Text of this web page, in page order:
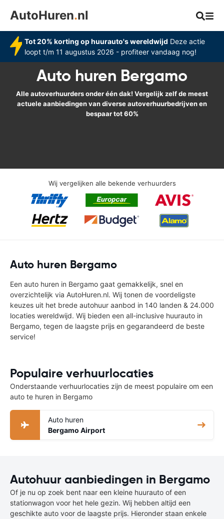
AutoHuren.nl
Tot 20% korting op huurauto's wereldwijd Deze actie
loopt t/m 11 augustus 2026 - profiteer vandaag nog!
Auto huren Bergamo
Alle autoverhuurders onder één dak! Vergelijk zelf de meest
actuele aanbiedingen van diverse autoverhuurbedrijven en
bespaar tot 60%
Wij vergelijken alle bekende verhuurders
Auto huren Bergamo
Een auto huren in Bergamo gaat gemakkelijk, snel en
overzichtelijk via AutoHuren.nl. Wij tonen de voordeligste
keuzes uit het brede autohuur aanbod in 140 landen & 24.000
locaties wereldwijd. Wij bieden een all-inclusive huurauto in
Bergamo, tegen de laagste prijs en gegarandeerd de beste
service!
Populaire verhuurlocaties
Onderstaande verhuurlocaties zijn de meest populaire om een
auto te huren in Bergamo
Auto huren
Bergamo Airport
Autohuur aanbiedingen in Bergamo
Of je nu op zoek bent naar een kleine huurauto of een
stationwagon voor het hele gezin. Wij hebben altijd een
geschikte auto voor de laagste prijs. Hieronder staan enkele